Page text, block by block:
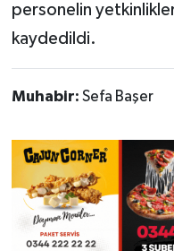
personelin
kaydedildi.
Muhabir: Sefa Başer